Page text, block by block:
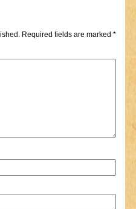
Required fields are marked *